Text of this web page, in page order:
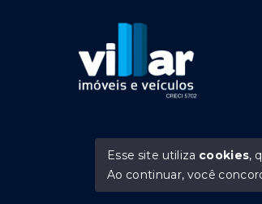
Esse site utiliza cookies,
Ao continuar, você